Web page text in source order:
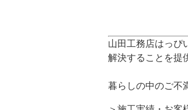
山田工務店はっぴ
解決することを提
暮らしの中のご不